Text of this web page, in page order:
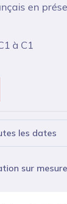
en
à C1
les dates
sur mesure